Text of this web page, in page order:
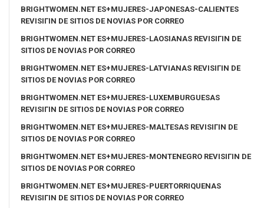
BRIGHTWOMEN.NET ES+MUJERES-JAPONESAS-CALIENTES
REVISIГІN DE SITIOS DE NOVIAS POR CORREO
BRIGHTWOMEN.NET ES+MUJERES-LAOSIANAS REVISIГІN DE
SITIOS DE NOVIAS POR CORREO
BRIGHTWOMEN.NET ES+MUJERES-LATVIANAS REVISIГІN DE
SITIOS DE NOVIAS POR CORREO
BRIGHTWOMEN.NET ES+MUJERES-LUXEMBURGUESAS
REVISIГІN DE SITIOS DE NOVIAS POR CORREO
BRIGHTWOMEN.NET ES+MUJERES-MALTESAS REVISIГІN DE
SITIOS DE NOVIAS POR CORREO
BRIGHTWOMEN.NET ES+MUJERES-MONTENEGRO REVISIГІN DE
SITIOS DE NOVIAS POR CORREO
BRIGHTWOMEN.NET ES+MUJERES-PUERTORRIQUENAS
REVISIГІN DE SITIOS DE NOVIAS POR CORREO